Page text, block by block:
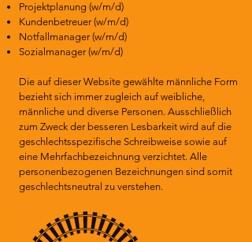
Projektplanung (w/m/d)
Kundenbetreuer (w/m/d)
Notfallmanager (w/m/d)
Sozialmanager (w/m/d)
Die auf dieser Website gewählte männliche Form
bezieht sich immer zugleich auf weibliche,
männliche und diverse Personen. Ausschließlich
zum Zweck der besseren Lesbarkeit wird auf die
geschlechtsspezifische Schreibweise sowie auf
eine Mehrfachbezeichnung verzichtet. Alle
personenbezogenen Bezeichnungen sind somit
geschlechtsneutral zu verstehen.